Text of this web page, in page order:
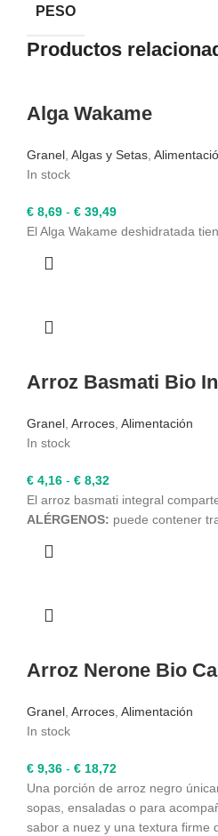
PESO
Productos
Alga Wakame
Granel Algas y Setas
In stock
€ 8,69 - € 39,49Rango
de
El Alga Wakame deshidratada
Arroz Basmati Bio
Granel Arroces Alimentación
In stock
€ 4,16 - € 8,32
de
precios:
El arroz basmati integral
ALÉRGENOS: puede contener
Arroz Nerone Bio
Granel Arroces Alimentación
In stock
€ 9,36 - € 18,72
de
precios:
desde
Una porción de arroz negro
sopas, ensaladas o para
sabor a nuez y una textura firme